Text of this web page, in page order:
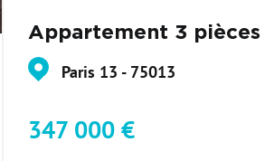
Appartement 3 pièces
Paris 13 - 75013
347 000 €